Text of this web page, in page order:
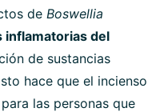
de Boswellia
inflamatorias del
de sustancias
hace que el incienso
las personas que